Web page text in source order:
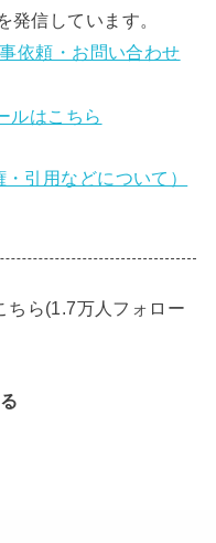
発信しています。
依頼・お問い合わせ
ルはこちら
引用などについて）
ちら(1.7万人フォロー